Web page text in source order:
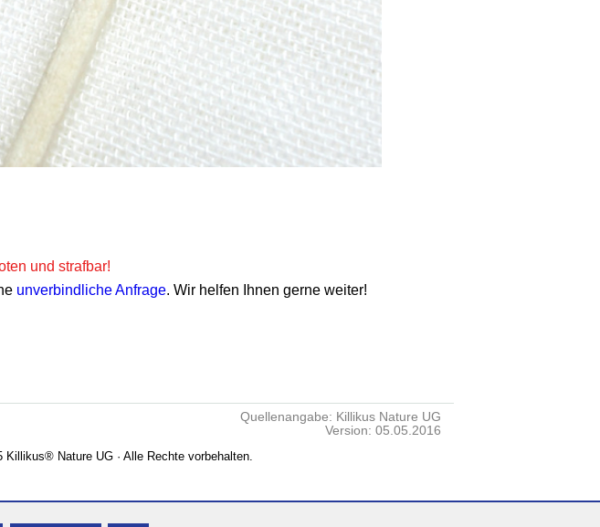
und strafbar!
unverbindliche Anfrage. Wir helfen Ihnen gerne weiter!
Quellenangabe: Killikus Nature UG
Version: 05.05.2016
Killikus® Nature UG · Alle Rechte vorbehalten.